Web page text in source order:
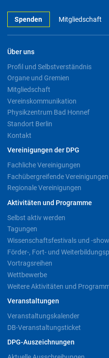
Spenden Mitgliedschaft
Über uns
Profil und Selbstverständnis
Organe und Gremien
Mitgliedschaft
Vereinskommunikation
Physikzentrum Bad Honnef
Standort Berlin
Kontakt
Vereinigungen der DPG
Fachliche Vereinigungen
Fachübergreifende Vereinigungen
Regionale Vereinigungen
Aktivitäten und Programme
Selbst aktiv werden
Tagungen
Wissenschaftsfestivals und -
Förder-, Fort- und
Vortragsreihen
Wettbewerbe
Weitere Aktivitäten und
Veranstaltungen
Veranstaltungskalender
DB-Veranstaltungsticket
DPG-Auszeichnungen